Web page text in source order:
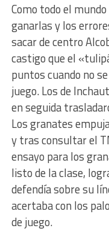
Como todo el
ganarlas y los
sacar de centro
castigo que el
puntos cuando no
juego. Los de
en seguida
Los granates
y tras consultar el
ensayo para los
listo de la clase,
defendía sobre su
acertaba con los
de juego.